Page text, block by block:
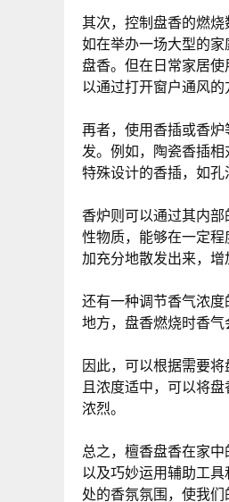
其次，控制盘香的燃
如在举办一场大型的
盘香。但在日常家居
以通过打开窗户通风
再者，使用香插或香
发。例如，陶瓷香插
特殊设计的香插，如孔
香炉则可以通过其内
性物质，能够在一定
加充分地散发出来，增
还有一种调节香气浓
地方，盘香燃烧时香气
因此，可以根据需要
且浓度适中，可以将
浓烈。
总之，檀香盘香在家
以及巧妙运用辅助工
处的香氛氛围，使我